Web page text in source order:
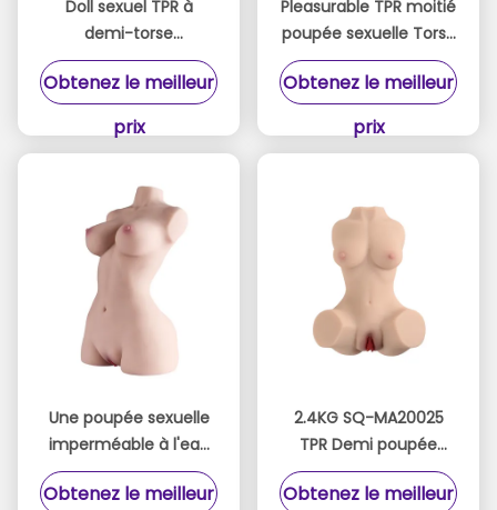
Doll sexuel TPR à
demi-torse
imperméable à l'eau
avec tunnel vaginal
certifié
Obtenez le meilleur
prix
Pleasurable TPR moitié
poupée sexuelle Torse
réaliste texturé tunnel
vaginal 2,4 kg
Obtenez le meilleur
prix
Une poupée sexuelle
imperméable à l'eau
avec de gros seins
texturée à l'intérieur
Obtenez le meilleur
2.4KG SQ-MA20025
TPR Demi poupée
sexuelle avec des
textures 3D réalistes
Obtenez le meilleur